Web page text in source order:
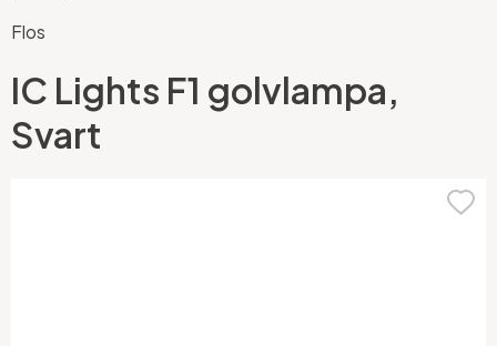
Flos
IC Lights F1 golvlampa,
Svart